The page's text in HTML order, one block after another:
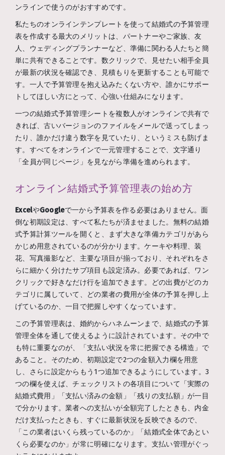
ンラインで使うのがおすすめです。
私たちのオンラインテンプレートを使って結婚式の予算管理
表を作成する最大のメリットは、パートナーやご家族、友
人、ウェディングプランナーなど、準備に関わる人たちと簡
単に共有できることです。数クリックで、見せたい相手全員
が最新の状況を確認でき、見積もりを更新することも可能で
す。一人で予算管理を抱え込みたくない方や、誰かにサポー
トしてほしい方にとって、心強い仕組みになります。
一つの結婚式予算管理シートを複数人がオンラインで共有で
きれば、古いバージョンのファイルをメールで送ってしまっ
たり、誰かだけ違う数字を見ていたり、というミスも防げま
す。すべてをオンラインで一元管理することで、文字通り
「全員が同じページ」を見ながら準備を進められます。
オンライン結婚式予算管理表の始め方
ExcelやGoogleで一から予算表を作る必要はありません。面
倒な初期設定は、すべて私たちが済ませました。無料の結婚
式予算計算ツールを開くと、まず大きな準備カテゴリがあら
かじめ用意されているのが分かります。ケーキや料理、装
花、写真撮影など、主要な項目が揃っており、それぞれをさ
らに細かく分けたサブ項目も設定済み。必要であれば、ワン
クリックで好きなだけ行を追加できます。どの出費がどのカ
テゴリに属していて、どの業者の費用が全体の予算を押し上
げているのか、一目で把握しやすくなっています。
この予算管理表は、婚約からハネムーンまで、結婚式の予算
管理全体を通して使えるように設計されています。その中で
も特に重要なのが、「支払い状況を常に把握できる構造」で
あること。そのため、初期設定で2つの金額入力欄を用意
し、さらに設定からもう1つ追加できるようにしています。3
つの欄を使えば、チェックリストの各項目について「実際の
結婚式費用」「支払い済みの金額」「残りの支払額」が一目
で分かります。業者への支払いが全額完了したときも、内金
だけ支払ったときも、すぐに最新状況を反映できるので、
「この業者はいくら残っているのか」「結婚式全体であとい
くら必要なのか」が常に明確になります。支払い管理がぐっ